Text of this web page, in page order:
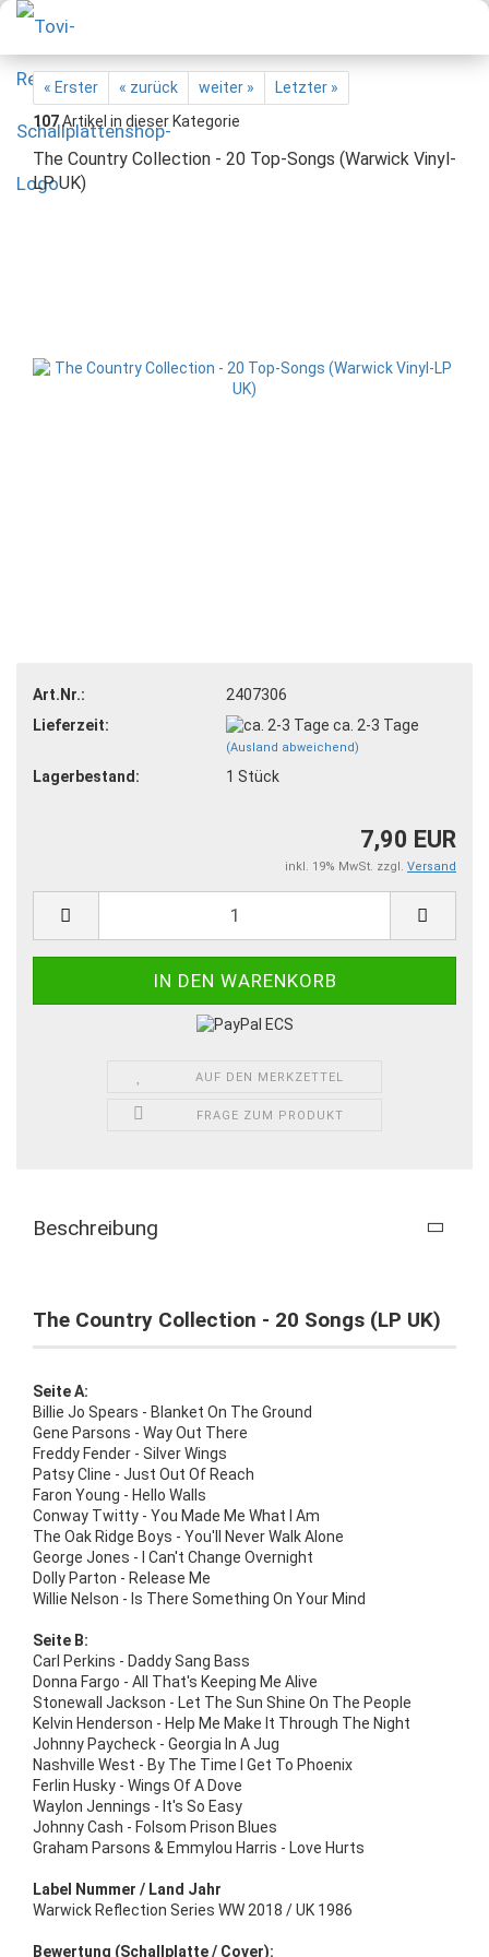
« Erster « zurück weiter »
Letzter »
107Artikel in dieser Kategorie
The Country Collection - 20 Top-Songs (Warwick Vinyl-
LP UK)
Art.Nr.:
2407306
Lieferzeit:
ca. 2-3 Tage
(Ausland abweichend)
Lagerbestand: 1 Stück
7,90 EUR
inkl. 19% MwSt. zzgl. Versand
AUF DEN MERKZETTEL
FRAGE ZUM PRODUKT
Beschreibung
The Country Collection - 20 Songs (LP UK)
Seite A:
Billie Jo Spears - Blanket On The Ground
Gene Parsons - Way Out There
Freddy Fender - Silver Wings
Patsy Cline - Just Out Of Reach
Faron Young - Hello Walls
Conway Twitty - You Made Me What I Am
The Oak Ridge Boys - You'll Never Walk Alone
George Jones - I Can't Change Overnight
Dolly Parton - Release Me
Willie Nelson - Is There Something On Your Mind
Seite B:
Carl Perkins - Daddy Sang Bass
Donna Fargo - All That's Keeping Me Alive
Stonewall Jackson - Let The Sun Shine On The People
Kelvin Henderson - Help Me Make It Through The Night
Johnny Paycheck - Georgia In A Jug
Nashville West - By The Time I Get To Phoenix
Ferlin Husky - Wings Of A Dove
Waylon Jennings - It's So Easy
Johnny Cash - Folsom Prison Blues
Graham Parsons & Emmylou Harris - Love Hurts
Label Nummer / Land Jahr
Warwick Reflection Series WW 2018 / UK 1986
Bewertung (Schallplatte / Cover):